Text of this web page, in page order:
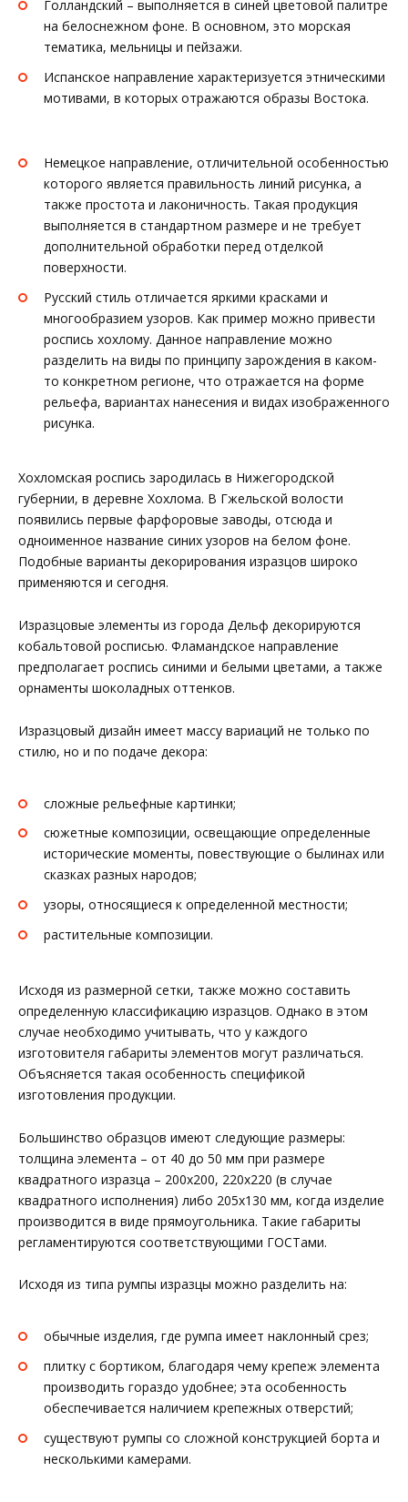
Голландский – выполняется в синей цветовой палитре
на белоснежном фоне. В основном, это морская
тематика, мельницы и пейзажи.
Испанское направление характеризуется этническими
мотивами, в которых отражаются образы Востока.
Немецкое направление, отличительной особенностью
которого является правильность линий рисунка, а
также простота и лаконичность. Такая продукция
выполняется в стандартном размере и не требует
дополнительной обработки перед отделкой
поверхности.
Русский стиль отличается яркими красками и
многообразием узоров. Как пример можно привести
роспись хохлому. Данное направление можно
разделить на виды по принципу зарождения в каком-
то конкретном регионе, что отражается на форме
рельефа, вариантах нанесения и видах изображенного
рисунка.
Хохломская роспись зародилась в Нижегородской
губернии, в деревне Хохлома. В Гжельской волости
появились первые фарфоровые заводы, отсюда и
одноименное название синих узоров на белом фоне.
Подобные варианты декорирования изразцов широко
применяются и сегодня.
Изразцовые элементы из города Дельф декорируются
кобальтовой росписью. Фламандское направление
предполагает роспись синими и белыми цветами, а также
орнаменты шоколадных оттенков.
Изразцовый дизайн имеет массу вариаций не только по
стилю, но и по подаче декора:
сложные рельефные картинки;
сюжетные композиции, освещающие определенные
исторические моменты, повествующие о былинах или
сказках разных народов;
узоры, относящиеся к определенной местности;
растительные композиции.
Исходя из размерной сетки, также можно составить
определенную классификацию изразцов. Однако в этом
случае необходимо учитывать, что у каждого
изготовителя габариты элементов могут различаться.
Объясняется такая особенность спецификой
изготовления продукции.
Большинство образцов имеют следующие размеры:
толщина элемента – от 40 до 50 мм при размере
квадратного изразца – 200х200, 220х220 (в случае
квадратного исполнения) либо 205х130 мм, когда изделие
производится в виде прямоугольника. Такие габариты
регламентируются соответствующими ГОСТами.
Исходя из типа румпы изразцы можно разделить на:
обычные изделия, где румпа имеет наклонный срез;
плитку с бортиком, благодаря чему крепеж элемента
производить гораздо удобнее; эта особенность
обеспечивается наличием крепежных отверстий;
существуют румпы со сложной конструкцией борта и
несколькими камерами.